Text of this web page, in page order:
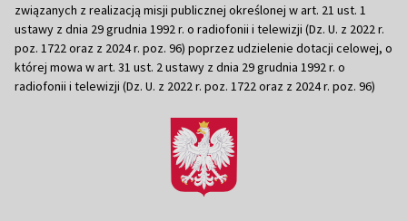
związanych z realizacją misji publicznej określonej w art. 21 ust. 1
ustawy z dnia 29 grudnia 1992 r. o radiofonii i telewizji (Dz. U. z 2022 r.
poz. 1722 oraz z 2024 r. poz. 96) poprzez udzielenie dotacji celowej, o
której mowa w art. 31 ust. 2 ustawy z dnia 29 grudnia 1992 r. o
radiofonii i telewizji (Dz. U. z 2022 r. poz. 1722 oraz z 2024 r. poz. 96)